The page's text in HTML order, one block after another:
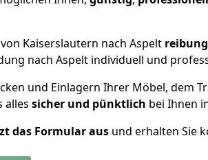
Kaiserslautern nach Aspelt
nach Aspelt individuell und
und Einlagern Ihrer Möbel, dem
alles sicher und pünktlich bei Ihnen
das Formular ausund erhalten Sie